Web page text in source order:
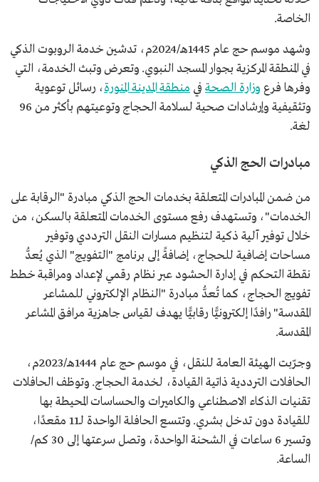
الخاصة.
وشهد موسم حج عام 1445هـ/2024م، تدشين خدمة الروبوت الذكي
في المنطقة المركزية بجوار المسجد النبوي. وتعرض وتبث الخدمة، التي
وفرها فرع وزارة الصحة في منطقة المدينة المنورة، رسائل توعوية
وتثقيفية وإرشادات صحية لسلامة الحجاج وتوعيتهم بأكثر من 96
لغة.
مبادرات الحج الذكي
من ضمن المبادرات المتعلقة بخدمات الحج الذكي مبادرة "الرقابة على
الخدمات"، وتستهدف رفع مستوى الخدمات المتعلقة بالسكن، من
خلال توفير آلية ذكية لتنظيم مسارات النقل الترددي وتوفير
مساحات إضافية للحجاج، إضافةً إلى برنامج "التفويج" الذي يُعدُّ
نقطة التحكم في إدارة الحشود عبر نظام رقمي لإعداد ومراقبة خطط
تفويج الحجاج، كما تُعدُّ مبادرة "النظام الإلكتروني للمشاعر
المقدسة" رافدًا إلكترونيًّا رقابيًّا يهدف لقياس جاهزية مرافق المشاعر
المقدسة.
وجرّبت الهيئة العامة للنقل، في موسم حج عام 1444هـ/2023م،
الحافلات الترددية ذاتية القيادة، لخدمة الحجاج. وتوظف الحافلات
تقنيات الذكاء الاصطناعي والكاميرات والحساسات المحيطة بها
للقيادة دون تدخل بشري. وتتسع الحافلة الواحدة لـ11 مقعدًا،
وتسير 6 ساعات في الشحنة الواحدة، وتصل سرعتها إلى 30 كم/
الساعة.